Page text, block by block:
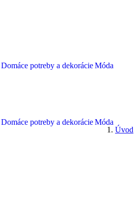
Domáce potreby a dekorácieMóda
Domáce potreby a dekorácieMóda
Úvod